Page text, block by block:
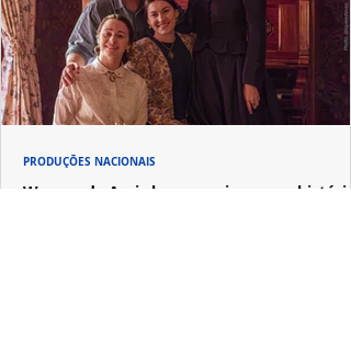
Wagner de Assis leva aos cinemas a história
PRODUÇÕES NACIONAIS